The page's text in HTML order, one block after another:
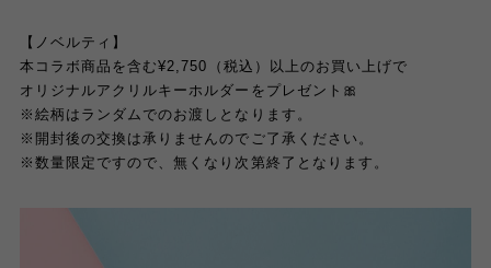
【ノベルティ】
本コラボ商品を含む¥2,750
（税込）以上のお買い上げで
オリジナルアクリルキーホルダーをプレゼント 🎀
※ 絵柄はランダムでのお渡しとなります。
※ 開封後の交換は承りませんのでご了承ください。
※ 数量限定ですので、無くなり次第終了となります。